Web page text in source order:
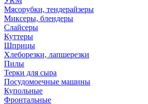
Мясорубки, тендерайзеры
Миксеры, блендеры
Слайсеры
Куттеры
Шприцы
Хлеборезки, лапшерезки
Пилы
Терки для сыра
Посудомоечные машины
Купольные
Фронтальные